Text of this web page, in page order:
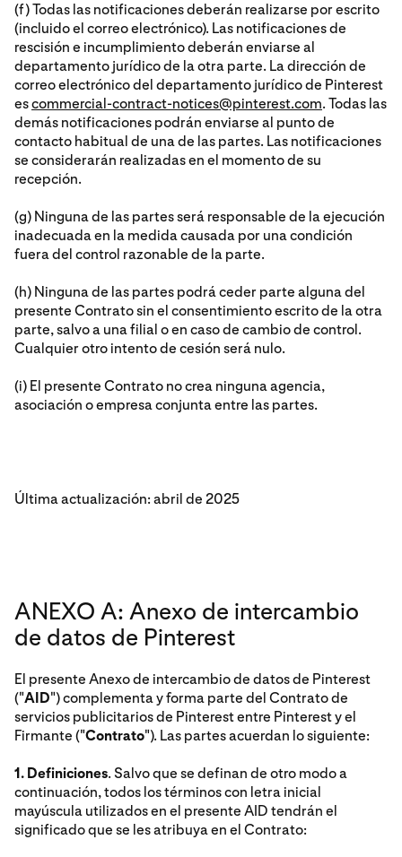
(f) Todas las notificaciones deberán realizarse por escrito
(incluido el correo electrónico). Las notificaciones de
rescisión e incumplimiento deberán enviarse al
departamento jurídico de la otra parte. La dirección de
correo electrónico del departamento jurídico de Pinterest
escommercial-contract-notices@pinterest.com. Todas las
demás notificaciones podrán enviarse al punto de
contacto habitual de una de las partes. Las notificaciones
se considerarán realizadas en el momento de su
recepción.
(g) Ninguna de las partes será responsable de la ejecución
inadecuada en la medida causada por una condición
fuera del control razonable de la parte.
(h) Ninguna de las partes podrá ceder parte alguna del
presente Contrato sin el consentimiento escrito de la otra
parte, salvo a una filial o en caso de cambio de control.
Cualquier otro intento de cesión será nulo.
(i) El presente Contrato no crea ninguna agencia,
asociación o empresa conjunta entre las partes.
Última actualización: abril de 2025
ANEXO A: Anexo de intercambio
de datos de Pinterest
El presente Anexo de intercambio de datos de Pinterest
("AID") complementa y forma parte del Contrato de
servicios publicitarios de Pinterest entre Pinterest y el
Firmante ("Contrato"). Las partes acuerdan lo siguiente:
1. Definiciones. Salvo que se definan de otro modo a
continuación, todos los términos con letra inicial
mayúscula utilizados en el presente AID tendrán el
significado que se les atribuya en el Contrato: